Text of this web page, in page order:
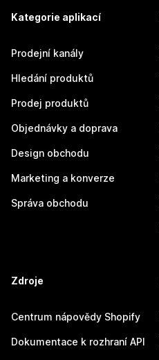
Kategorie aplikací
Prodejní kanály
Hledání produktů
Prodej produktů
Objednávky a doprava
Design obchodu
Marketing a konverze
Správa obchodu
Zdroje
Centrum nápovědy Shopify
Dokumentace k rozhraní API